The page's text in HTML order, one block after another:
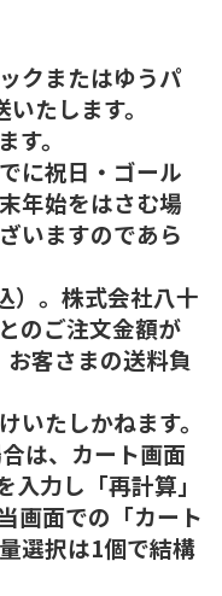
クまたはゆうパ
たします。
。
に祝日・ゴール
年始をはさむ場
いますのであら
）。株式会社八十
のご注文金額が
客さまの送料負
たしかねます。
は、カート画面
力し「再計算」
画面での「カート
選択は1個で結構